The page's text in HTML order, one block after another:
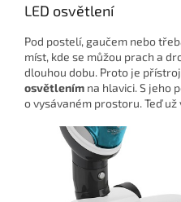
LED osvětlení
Pod postelí, gaučem nebo
míst, kde se můžou prach a
dlouhou dobu. Proto je
osvětlením na hlavici. S jeho
o vysávaném prostoru. Teď